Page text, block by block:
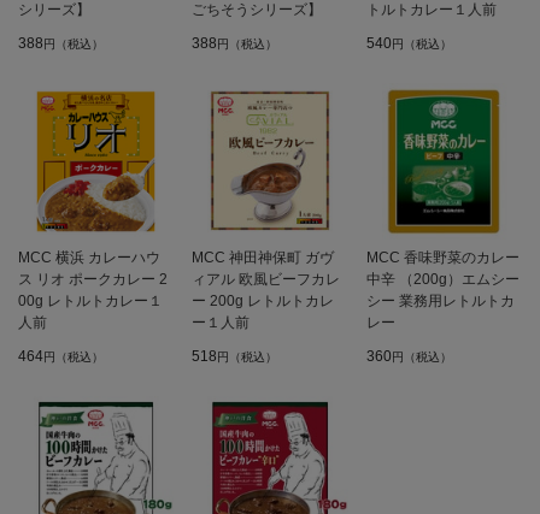
シリーズ】
388円（税込）
ごちそうシリーズ】
388円（税込）
トルトカレー１人前
540円（税込）
MCC 横浜 カレーハウ
ス リオ ポークカレー 2
00g レトルトカレー１
人前
464円（税込）
MCC 神田神保町 ガヴ
ィアル 欧風ビーフカレ
ー 200g レトルトカレ
ー１人前
518円（税込）
MCC 香味野菜のカレー
中辛 （200g）エムシー
シー 業務用レトルトカ
レー
360円（税込）